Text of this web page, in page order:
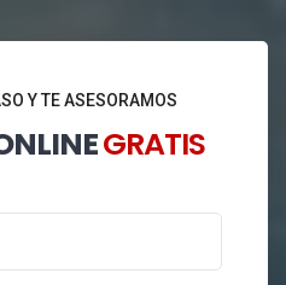
Y TE ASESORAMOS
GRATIS